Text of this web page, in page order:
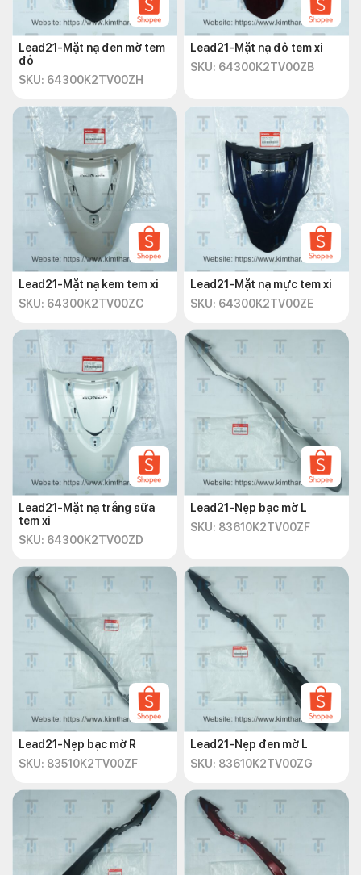
Lead21-Mặt nạ đen mờ tem
đỏ
SKU: 64300K2TV00ZH
Lead21-Mặt nạ đô tem xi
SKU: 64300K2TV00ZB
Lead21-Mặt nạ kem tem xi
SKU: 64300K2TV00ZC
Lead21-Mặt nạ mực tem xi
SKU: 64300K2TV00ZE
Lead21-Mặt nạ trắng sữa
tem xi
SKU: 64300K2TV00ZD
Lead21-Nẹp bạc mờ L
SKU: 83610K2TV00ZF
Lead21-Nẹp bạc mờ R
SKU: 83510K2TV00ZF
Lead21-Nẹp đen mờ L
SKU: 83610K2TV00ZG